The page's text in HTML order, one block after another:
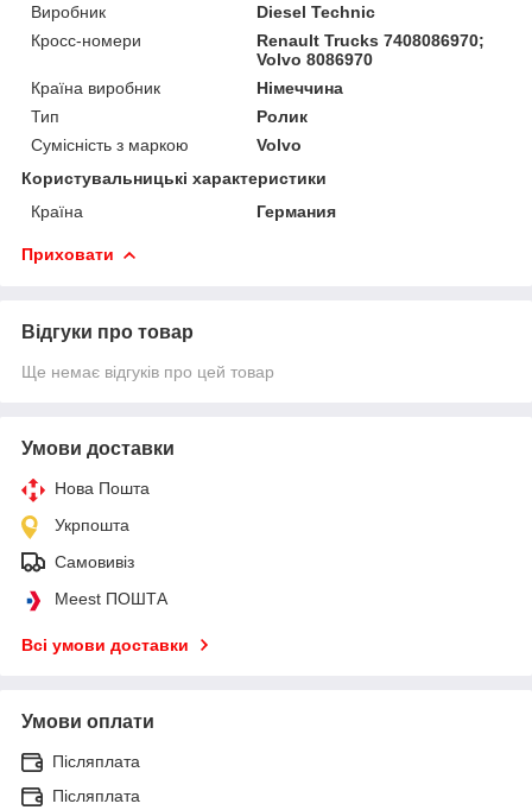
Виробник
Diesel Technic
Кросс-номери
Renault Trucks 7408086970;
Volvo 8086970
Країна виробник
Німеччина
Тип
Ролик
Сумісність з маркою
Volvo
Користувальницькі характеристики
Країна
Германия
Приховати
Відгуки про товар
Ще немає відгуків про цей товар
Умови доставки
Нова Пошта
Укрпошта
Самовивіз
Meest ПОШТА
Всі умови доставки
Умови оплати
Післяплата
Післяплата